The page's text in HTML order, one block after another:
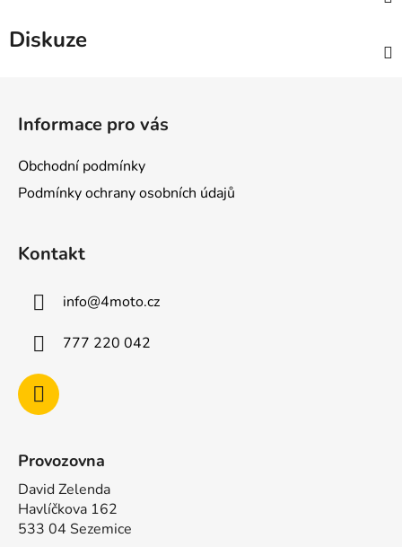
Diskuze
Informace pro vás
Obchodní podmínky
Podmínky ochrany osobních údajů
Kontakt
info@4moto.cz
777 220 042
Provozovna
David Zelenda
Havlíčkova 162
533 04 Sezemice